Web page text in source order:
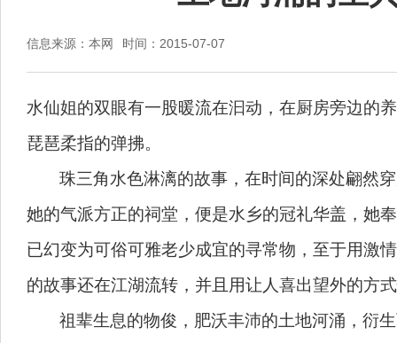
信息来源：本网 时间：2015-07-07
水仙姐的双眼有一股暖流在汩动，在厨房旁边的
琵琶柔指的弹拂。
珠三角水色淋漓的故事，在时间的深处翩然
她的气派方正的祠堂，便是水乡的冠礼华盖，她
已幻变为可俗可雅老少成宜的寻常物，至于用激
的故事还在江湖流转，并且用让人喜出望外的方
祖辈生息的物俊，肥沃丰沛的土地河涌，衍